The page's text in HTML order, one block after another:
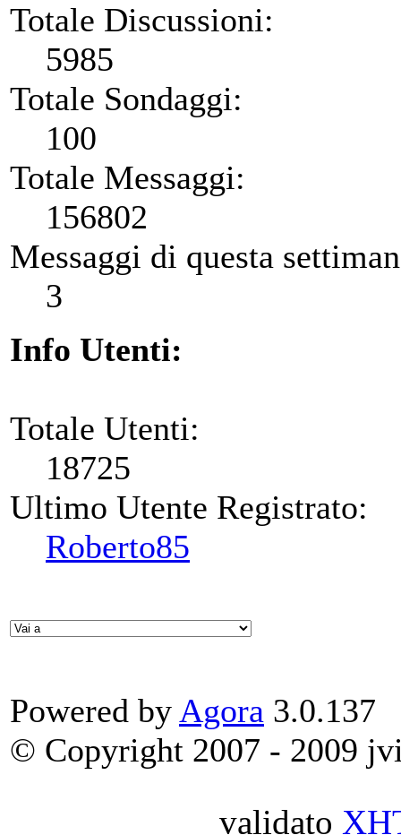
Totale Discussioni:
5985
Totale Sondaggi:
100
Totale Messaggi:
156802
Messaggi di questa
3
Info Utenti:
Totale Utenti:
18725
Ultimo Utente Registrato:
Roberto85
Powered byAgora 3.0.137
© Copyright 2007 - 2009
validato